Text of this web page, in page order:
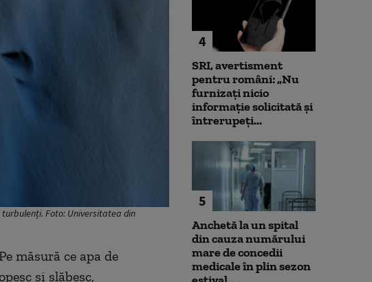
Foto: Universitatea din
măsură ce apa de
și slăbesc,
4
SRI, avertisment
pentru români: „Nu
furnizați nicio
informație solicitată și
întrerupeți...
5
Anchetă la un spital
din cauza numărului
mare de concedii
medicale în plin sezon